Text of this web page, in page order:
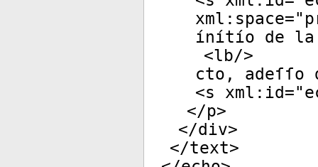
xml:space="
ínítío de la
<lb/>
cto, adeſſo
<s xml:id="
</p>
</div>
</text>